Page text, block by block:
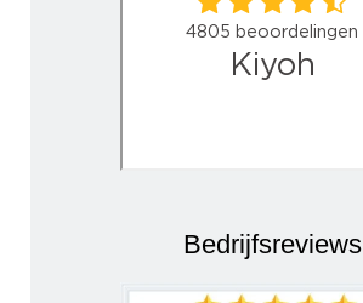
Bedrijfsreviews